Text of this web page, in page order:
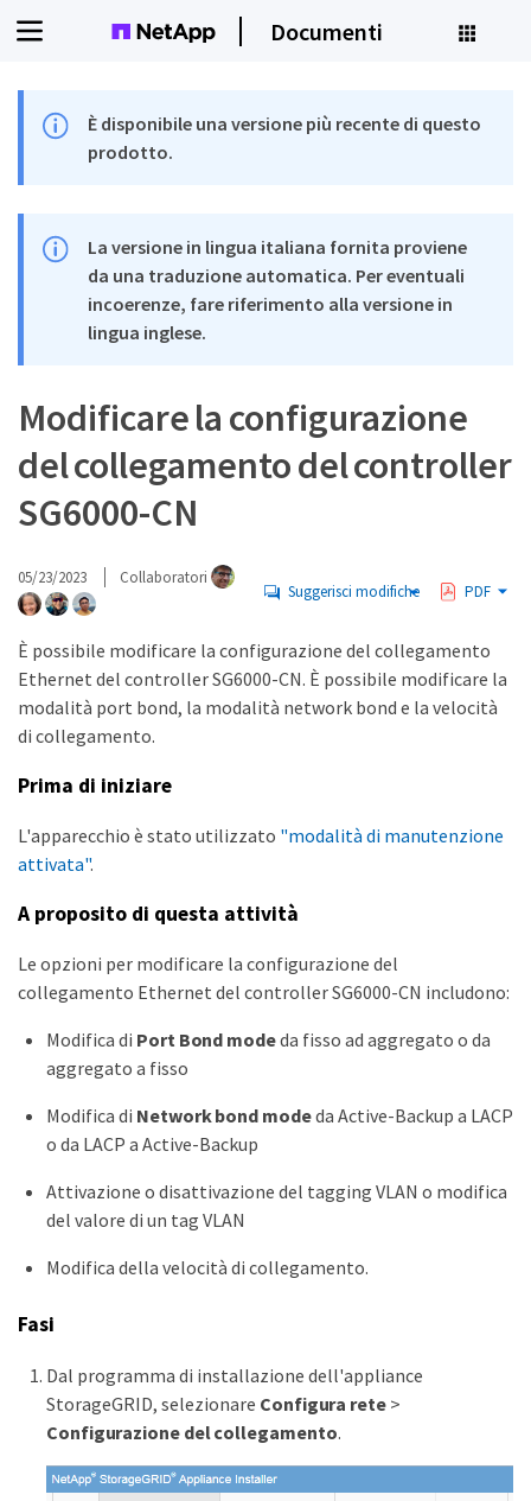
Documenti
È disponibile una versione più recente di questo
prodotto.
La versione in lingua italiana fornita proviene
da una traduzione automatica. Per eventuali
incoerenze, fare riferimento alla versione in
lingua inglese.
Modificare la configurazione
del collegamento del controller
SG6000-CN
05/23/2023 Collaboratori
Suggerisci modifiche PDF
È possibile modificare la configurazione del collegamento
Ethernet del controller SG6000-CN. È possibile modificare la
modalità port bond, la modalità network bond e la velocità
di collegamento.
Prima di iniziare
L'apparecchio è stato utilizzato "modalità di manutenzione
attivata".
A proposito di questa attività
Le opzioni per modificare la configurazione del
collegamento Ethernet del controller SG6000-CN includono:
Modifica di Port Bond modeda fisso ad aggregato o da
aggregato a fisso
Modifica di Network bond modeda Active-Backup a LACP
o da LACP a Active-Backup
Attivazione o disattivazione del tagging VLAN o modifica
del valore di un tag VLAN
Modifica della velocità di collegamento.
Fasi
Dal programma di installazione dell'appliance
StorageGRID, selezionare Configura rete>
Configurazione del collegamento.